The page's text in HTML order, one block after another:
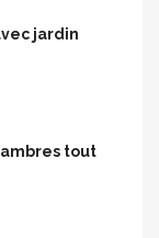
jardin
tout